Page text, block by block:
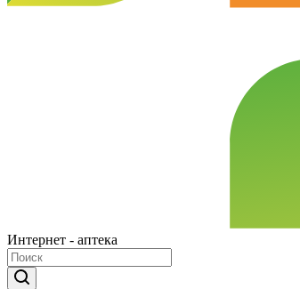
Интернет - аптека